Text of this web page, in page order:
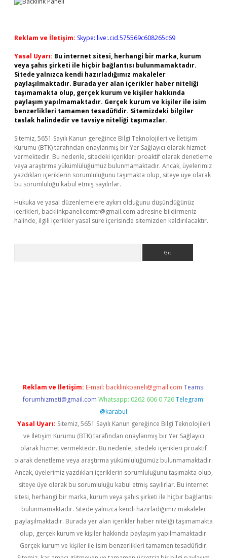
Reklam ve İletişim: Skype: live:.cid.575569c608265c69
Yasal Uyarı: Bu internet sitesi, herhangi bir marka, kurum
veya şahıs şirketi ile hiçbir bağlantısı bulunmamaktadır.
Sitede yalnızca kendi hazırladığımız makaleler
paylaşılmaktadır. Burada yer alan içerikler haber niteliği
taşımamakta olup, gerçek kurum ve kişiler hakkında
paylaşım yapılmamaktadır. Gerçek kurum ve kişiler ile isim
benzerlikleri tamamen tesadüfidir. Sitemizdeki bilgiler
taslak halindedir ve tavsiye niteliği taşımazlar.
Sitemiz, 5651 Sayılı Kanun gereğince Bilgi Teknolojileri ve İletişim
Kurumu (BTK) tarafından onaylanmış bir Yer Sağlayıcı olarak hizmet
vermektedir. Bu nedenle, sitedeki içerikleri proaktif olarak denetleme
veya araştırma yükümlülüğümüz bulunmamaktadır. Ancak, üyelerimiz
yazdıkları içeriklerin sorumluluğunu taşımakta olup, siteye üye olarak
bu sorumluluğu kabul etmiş sayılırlar.
Hukuka ve yasal düzenlemelere aykırı olduğunu düşündüğünüz
içerikleri, backlinkpanelicomtr@gmail.com adresine bildirmeniz
halinde, ilgili içerikler yasal süre içerisinde sitemizden kaldırılacaktır.
Reklam ve İletişim: E-mail: backlinkpaneli@gmail.com Teams:
forumhizmeti@gmail.com Whatsapp: 0262 606 0 726 Telegram:
@karabul
Yasal Uyarı: Sitemiz, 5651 Sayılı Kanun gereğince Bilgi Teknolojileri
ve İletişim Kurumu (BTK) tarafından onaylanmış bir Yer Sağlayıcı
olarak hizmet vermektedir. Bu nedenle, sitedeki içerikleri proaktif
olarak denetleme veya araştırma yükümlülüğümüz bulunmamaktadır.
Ancak, üyelerimiz yazdıkları içeriklerin sorumluluğunu taşımakta olup,
siteye üye olarak bu sorumluluğu kabul etmiş sayılırlar. Bu internet
sitesi, herhangi bir marka, kurum veya şahıs şirketi ile hiçbir bağlantısı
bulunmamaktadır. Sitede yalnızca kendi hazırladığımız makaleler
paylaşılmaktadır. Burada yer alan içerikler haber niteliği taşımamakta
olup, gerçek kurum ve kişiler hakkında paylaşım yapılmamaktadır.
Gerçek kurum ve kişiler ile isim benzerlikleri tamamen tesadüfidir.